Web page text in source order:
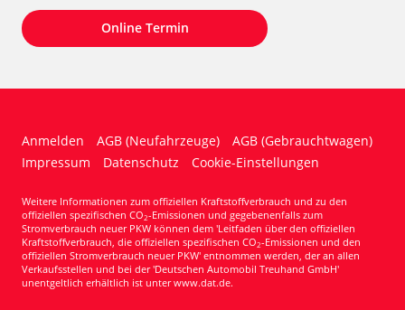
Online Termin
Anmelden AGB (Neufahrzeuge)
AGB (Gebrauchtwagen)
Impressum
Datenschutz Cookie-Einstellungen
Weitere Informationen zum offiziellen Kraftstoffverbrauch und zu den
offiziellen spezifischen CO2-Emissionen und gegebenenfalls zum
Stromverbrauch neuer PKW können dem 'Leitfaden über den offiziellen
Kraftstoffverbrauch, die offiziellen spezifischen CO2-Emissionen und den
offiziellen Stromverbrauch neuer PKW' entnommen werden, der an allen
Verkaufsstellen und bei der 'Deutschen Automobil Treuhand GmbH'
unentgeltlich erhältlich ist unter www.dat.de.